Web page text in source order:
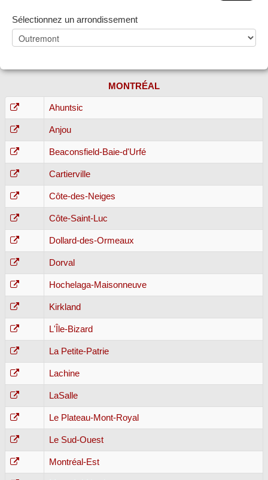
Sélectionnez un arrondissement
MONTRÉAL
Ahuntsic
Anjou
Beaconsfield-Baie-d'Urfé
Cartierville
Côte-des-Neiges
Côte-Saint-Luc
Dollard-des-Ormeaux
Dorval
Hochelaga-Maisonneuve
Kirkland
L'Île-Bizard
La Petite-Patrie
Lachine
LaSalle
Le Plateau-Mont-Royal
Le Sud-Ouest
Montréal-Est